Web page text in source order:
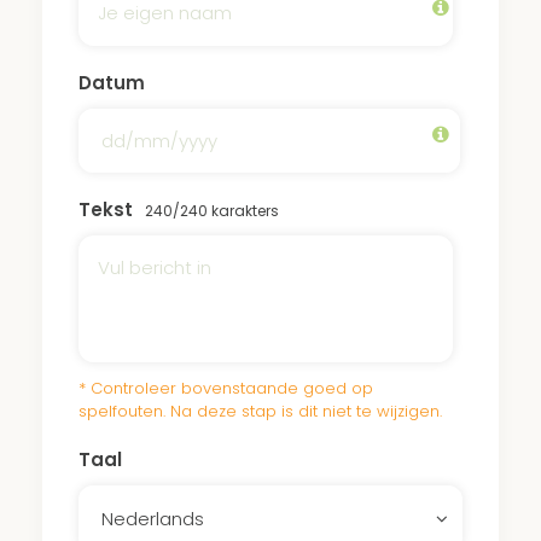
Het continue onderhoud van onze bossen
Rebecca Hijman-Kuyt Park draagt bij aan dit
Bekijk hier een video van het park.
Datum
Tekst 240/240 karakters
* Controleer bovenstaande goed op
spelfouten. Na deze stap is dit niet te wijzigen.
Taal
Nederlands